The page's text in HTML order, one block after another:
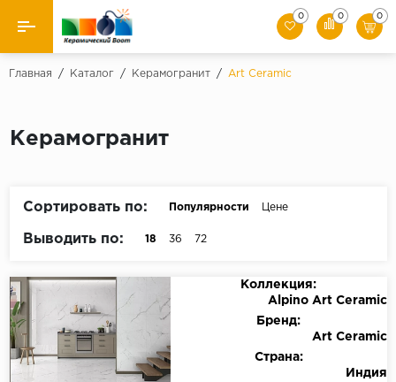
Назад
Керамическая плитка
Клинкер
0 0 0
Главная / Каталог / Керамогранит / Art Ceramic
Керамогранит
Сортировать по: Популярности Цене
Выводить по: 18 36 72
Коллекция:
Alpino Art Ceramic
Бренд:
Art Ceramic
Страна:
Индия